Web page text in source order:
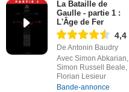
La Bataille de
Gaulle - partie 1 :
L'Âge de Fer
4,4
De Antonin Baudry
Avec Simon Abkarian,
Simon Russell Beale,
Florian Lesieur
Bande-annonce